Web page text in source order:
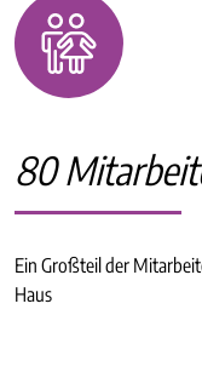
80
Ein Großteil der
Haus